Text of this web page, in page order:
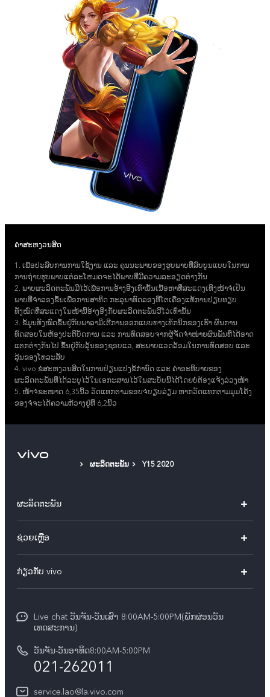
ຄຳສະຫງວນສິດ
1. ເພື່ອປະສົບການການໃຊ້ງານ ແລະ ຄຸນນະພາບຂອງຮູບພາບທີ່ສົບບູນແບບໃນການ
ການຖ່າຍຮູບພາບແຕ່ລະໂຫມດຈະໄດ້ພາບທີ່ມີຄວາມລະອຽດຕ່າງກັນ
2. ພາບຜະລິດຕະພັນມີໄວ້ເພື່ອການອ້າງອີງເທົ່ານັ້ນເນື້ອຫາທີ່ສະແດງເທິງໜ້າຈໍເປັນ
ພາບທີ່ຈຳລອງຂຶ້ນເພື່ອການສາທິດ ກະລຸນາທົດລອງທີ່ໂຕເຄື່ອງແທ້ການປຽບທຽບ
ທັງໝົດທີ່ສະແດງໃນໜ້ານີ້ອ້າງອີງກັບຜະລິດຕະພັນວີໂວ່ເທົ່ານັ້ນ
3. ຂໍ້ມູນທັງໝົດຂຶ້ນຢູ່ກັບພາລາມິເຕີການອອກແບບທາງເທັກນິກຂອງເຮົາ ຜົນການ
ທົດສອບໃນຫ້ອງປະຕິບັດການ ແລະ ການທົດສອບຈາກຜູ້ຈັດຈຳໜ່າຍຜົນພັນທີ່ໄດ້ອາດ
ແຕກຕ່າງກັນໄປ ຂຶ້ນຢູ່ກັບລຸ້ນຂອງຊອບແວ, ສະພາບແວດລ້ອມໃນການທົດສອບ ແລະ
ລຸ້ນຂອງໂທລະສັບ
4. vivo ຂໍສະຫງວນສິດໃນການປ່ຽນແປງຂໍ້ກຳນົດ ແລະ ຄຳອະທິບາຍຂອງ
ຜະລິດຕະພັນທີ່ໄດ້ລະບຸໄວ້ໃນເອກະສານໄວ້ໃນສະບັບນີ້ໄດ້ໂດຍບໍ່ຕ້ອງແຈ້ງລ່ວງໜ້າ
5. ໜ້າຈໍຂະໜາດ 6,35ນິ້ວ ວັດແທກຕາມຂອບຈໍບຽບລ່ຽມ ຫາກວັດແທກຕາມມຸມໂຄ້ງ
ຂອງຈໍຈະໄດ້ຄວາມກ້ວາງຢູ່ທີ່ 6,2ນິ້ວ
ຜະລິດຕະພັນ Y15 2020
ຜະລິດຕະພັນ
ທຸກໂມເດວ
ຊ່ວຍເຫຼືອ
ສູນບໍລິການ
Funtouch OS
ການພິສູດຢືນຢັນ IMEI
ກວດສອບລາຄາອຸປະກອນເສີມ
ການອັບເດດລະບົບ
ກ່ຽວກັບ vivo
ແຈ້ງ​ການ​ທາງ​ກົດ​ໝາຍ
ສູນຄວາມເປັນສ່ວນຕົວ vivo
ຄວາມຍືນຍົງ
Live chat ວັນຈັນ-ວັນເສົາ 8:00AM-5:00PM(ພັກຜ່ອນວັນ
ເທດສະການ)
ວັນຈັນ-ວັນອາທິດ8:00AM-5:00PM
021-262011
service.lao@la.vivo.com